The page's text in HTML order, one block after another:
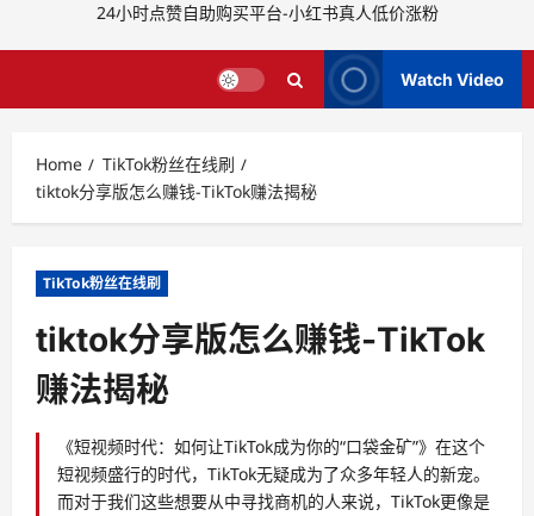
24小时点赞自助购买平台-小红书真人低价涨粉
Watch Video
Home
TikTok粉丝在线刷
tiktok分享版怎么赚钱-TikTok赚法揭秘
TikTok粉丝在线刷
tiktok分享版怎么赚钱-TikTok
赚法揭秘
《短视频时代：如何让TikTok成为你的“口袋金矿”》在这个
短视频盛行的时代，TikTok无疑成为了众多年轻人的新宠。
而对于我们这些想要从中寻找商机的人来说，TikTok更像是